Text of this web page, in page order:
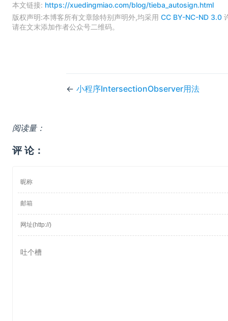
本文链接: https://xuedingmiao.com/blog/tieba_autosign.html
版权声明:本博客所有文章除特别声明外,均采用 CC BY-NC-ND 3.0
请在文末添加作者公众号二维码。
← 小程序IntersectionObserver用法
阅读量：
评 论：